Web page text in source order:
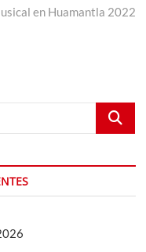
en Huamantla 2022
Buscar...